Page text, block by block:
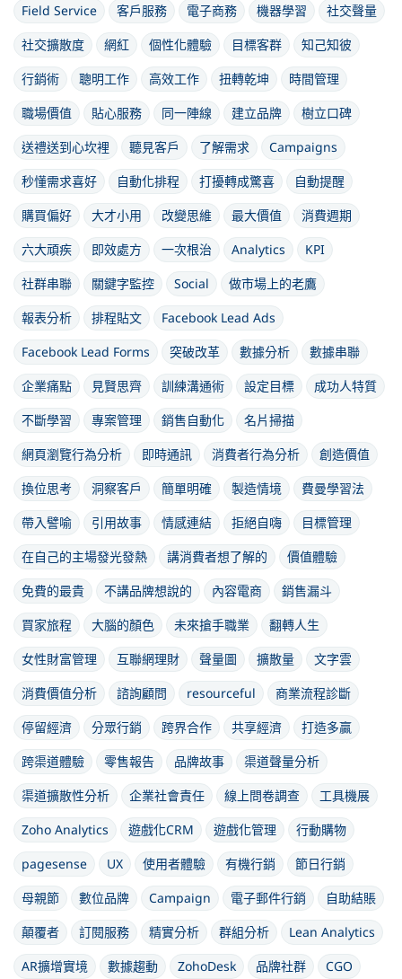
Field Service
客戶服務 電子商務 機器學習
社交聲量
社交擴散度
網紅 個性化體驗 目標客群
知己知彼
行銷術
聰明工作 高效工作 扭轉乾坤
時間管理
職場價值
貼心服務 同一陣線 建立品牌
樹立口碑
送禮送到心坎裡
聽見客戶 了解需求
Campaigns
秒懂需求喜好
自動化排程 打擾轉成驚喜
自動提醒
購買偏好
大才小用 改變思維 最大價值
消費週期
六大頑疾
即效處方 一次根治 Analytics
KPI
社群串聯
關鍵字監控 Social
做市場上的老鷹
報表分析
排程貼文
Facebook Lead Ads
Facebook Lead Forms
突破改革 數據分析
數據串聯
企業痛點
見賢思齊 訓練溝通術 設定目標
成功人特質
不斷學習
專案管理 銷售自動化
名片掃描
網頁瀏覽行為分析
即時通訊 消費者行為分析
創造價值
換位思考
洞察客戶 簡單明確 製造情境
費曼學習法
帶入譬喻
引用故事 情感連結 拒絕自嗨
目標管理
在自己的主場發光發熱
講消費者想了解的
價值體驗
免費的最貴
不講品牌想說的 內容電商
銷售漏斗
買家旅程
大腦的顏色 未來搶手職業
翻轉人生
女性財富管理
互聯網理財 聲量圖 擴散量
文字雲
消費價值分析
諮詢顧問 resourceful
商業流程診斷
停留經濟
分眾行銷 跨界合作 共享經濟
打造多贏
跨渠道體驗
零售報告 品牌故事
渠道聲量分析
渠道擴散性分析
企業社會責任 線上問卷調查
工具機展
Zoho Analytics
遊戲化CRM 遊戲化管理
行動購物
pagesense
UX 使用者體驗 有機行銷
節日行銷
母親節
數位品牌 Campaign 電子郵件行銷
自助結賬
顛覆者
訂閱服務 精實分析 群組分析
Lean Analytics
AR擴增實境
數據趨動 ZohoDesk 品牌社群
CGO